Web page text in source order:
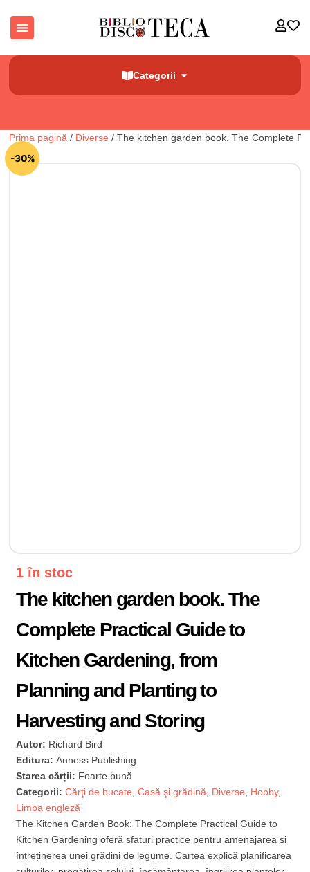
Categorii
Prima pagină / Diverse / The kitchen garden book. The Complete
-30%
🔍
1 în stoc
The kitchen garden book. The
Complete Practical Guide to
Kitchen Gardening, from
Planning and Planting to
Harvesting and Storing
Autor: Richard Bird
Editura:Anness Publishing
Starea cărții: Foarte bună
Categorii: Cărţi de bucate,Casă şi grădină, Diverse, Hobby,
Limba engleză
The Kitchen Garden Book: The Complete Practical Guide to
Kitchen Gardening oferă sfaturi practice pentru amenajarea și
întreținerea unei grădini de legume. Cartea explică planificarea